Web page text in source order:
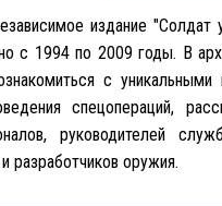
издание "Солдат
с 1994 по 2009 годы. В
с уникальными
спецопераций,
руководителей
разработчиков оружия.